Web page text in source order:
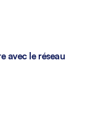
avec le réseau